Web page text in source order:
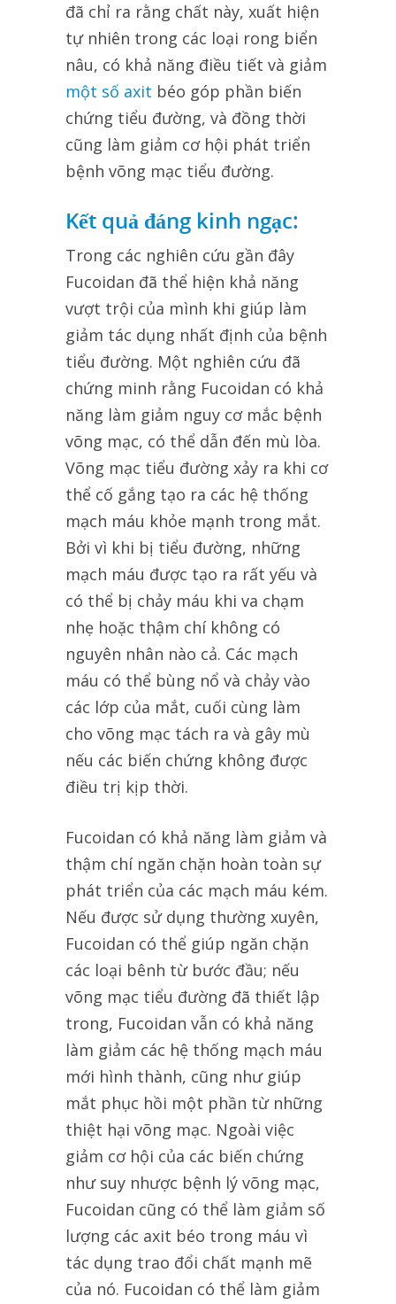
đã chỉ ra rằng chất này, xuất hiện
tự nhiên trong các loại rong biển
nâu, có khả năng điều tiết và giảm
một số axit béo góp phần biến
chứng tiểu đường, và đồng thời
cũng làm giảm cơ hội phát triển
bệnh võng mạc tiểu đường.
Kết quả đáng kinh ngạc:
Trong các nghiên cứu gần đây
Fucoidan đã thể hiện khả năng
vượt trội của mình khi giúp làm
giảm tác dụng nhất định của bệnh
tiểu đường. Một nghiên cứu đã
chứng minh rằng Fucoidan có khả
năng làm giảm nguy cơ mắc bệnh
võng mạc, có thể dẫn đến mù lòa.
Võng mạc tiểu đường xảy ra khi cơ
thể cố gắng tạo ra các hệ thống
mạch máu khỏe mạnh trong mắt.
Bởi vì khi bị tiểu đường, những
mạch máu được tạo ra rất yếu và
có thể bị chảy máu khi va chạm
nhẹ hoặc thậm chí không có
nguyên nhân nào cả. Các mạch
máu có thể bùng nổ và chảy vào
các lớp của mắt, cuối cùng làm
cho võng mạc tách ra và gây mù
nếu các biến chứng không được
điều trị kịp thời.
Fucoidan có khả năng làm giảm và
thậm chí ngăn chặn hoàn toàn sự
phát triển của các mạch máu kém.
Nếu được sử dụng thường xuyên,
Fucoidan có thể giúp ngăn chặn
các loại bênh từ bước đầu; nếu
võng mạc tiểu đường đã thiết lập
trong, Fucoidan vẫn có khả năng
làm giảm các hệ thống mạch máu
mới hình thành, cũng như giúp
mắt phục hồi một phần từ những
thiệt hại võng mạc. Ngoài việc
giảm cơ hội của các biến chứng
như suy nhược bệnh lý võng mạc,
Fucoidan cũng có thể làm giảm số
lượng các axit béo trong máu vì
tác dụng trao đổi chất mạnh mẽ
của nó. Fucoidan có thể làm giảm